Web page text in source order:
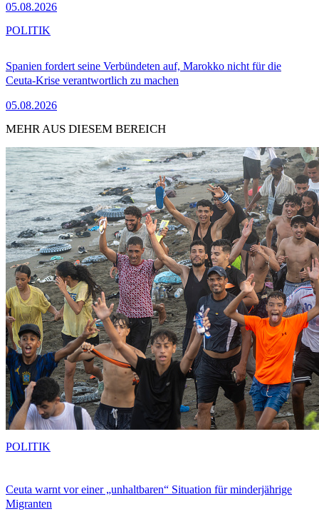
05.08.2026
Spanien fordert seine Verbündeten auf, Marokko nicht für die
Ceuta-Krise verantwortlich zu machen
05.08.2026
POLITIK
MEHR AUS DIESEM BEREICH
Ceuta warnt vor einer „unhaltbaren“ Situation für minderjährige
Migranten
POLITIK